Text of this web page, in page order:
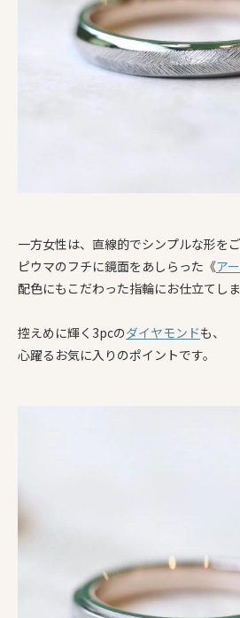
一方女性は、直線的でシンプルな形をご
ピウマのフチに鏡面をあしらった《ア
配色にもこだわった指輪にお仕立てしま
控えめに輝く3pcのダイヤモンドも、
心躍るお気に入りのポイントです。